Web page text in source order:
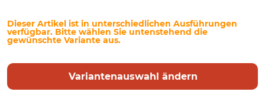
Dieser Artikel ist in unterschiedlichen Ausführungen
verfügbar. Bitte wählen Sie untenstehend die
gewünschte Variante aus.
Variantenauswahl ändern